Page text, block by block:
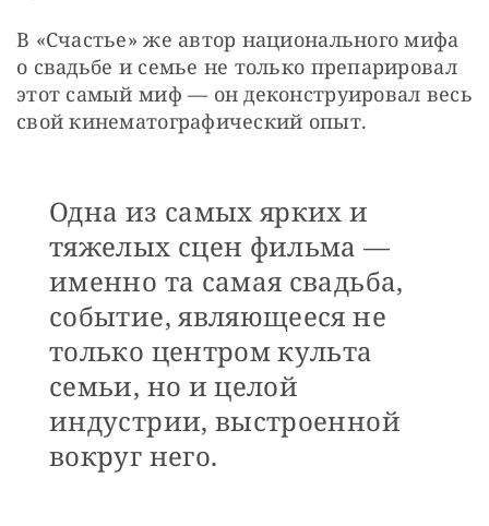
В «Счастье» же автор национального мифа
о свадьбе и семье не только препарировал
этот самый миф — он деконструировал весь
свой кинематографический опыт.
Одна из самых ярких и
тяжелых сцен фильма —
именно та самая свадьба,
событие, являющееся не
только центром культа
семьи, но и целой
индустрии, выстроенной
вокруг него.